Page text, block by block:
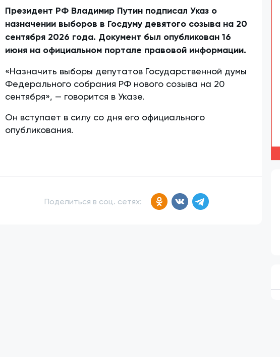
Президент РФ Владимир Путин подписал Указ о
назначении выборов в Госдуму девятого созыва на 20
сентября 2026 года. Документ был опубликован 16
июня на официальном портале правовой информации.
«Назначить выборы депутатов Государственной думы
Федерального собрания РФ нового созыва на 20
сентября», — говорится в Указе.
Он вступает в силу со дня его официального
опубликования.
Поделиться в соц. сетях: